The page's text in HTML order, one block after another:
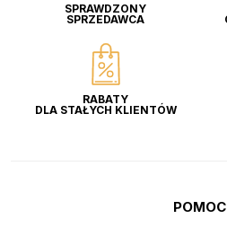
SPRAWDZONY
SPRZEDAWCA
RABATY
DLA STAŁYCH KLIENTÓW
POMOC